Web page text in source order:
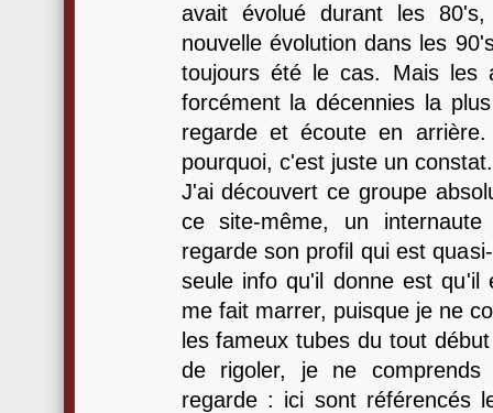
avait évolué durant les
nouvelle évolution dans les
toujours été le cas. Mais les
forcément la décennies la
regarde et écoute en
pourquoi, c'est juste un constat.
J'ai découvert ce groupe
ce site-même, un
regarde son profil qui est
seule info qu'il donne est qu'il
me fait marrer, puisque je ne
les fameux tubes du tout
de rigoler, je ne
regarde : ici sont référencés